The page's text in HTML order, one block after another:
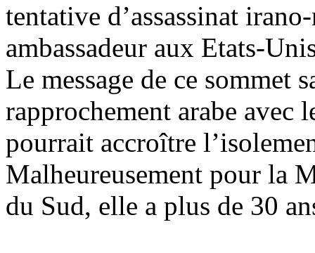
tentative d’assassinat
ambassadeur aux Etats-
Le message de ce sommet
rapprochement arabe avec
pourrait accroître
Malheureusement pour la
du Sud, elle a plus de 30